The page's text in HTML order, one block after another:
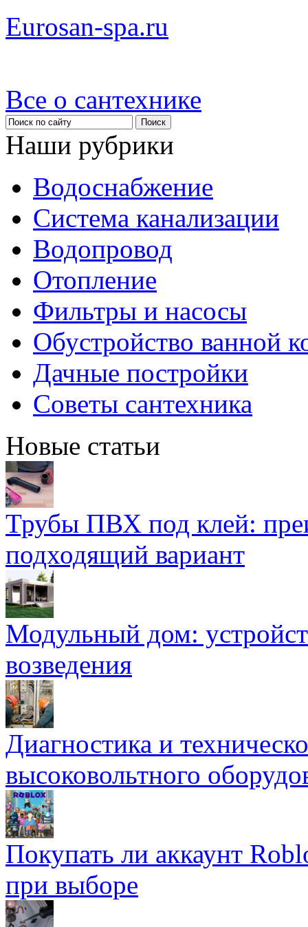
Eurosan-spa.ru
Все о сантехнике
Наши рубрики
Водоснабжение
Система канализации
Водопровод
Отопление
Фильтры и насосы
Обустройство ванной
Дачные постройки
Советы сантехника
Новые статьи
Трубы ПВХ под клей:
подходящий вариант
Модульный дом:
возведения
Диагностика и
высоковольтного
Покупать ли аккаунт
при выборе